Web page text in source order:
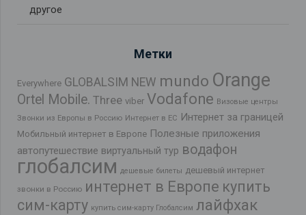
другое
Метки
Everywhere GLOBALSIM NEW mundo Orange
Ortel Mobile. Three viber Vodafone Визовые центры
Звонки из Европы в Россию Интернет в ЕС Интернет за границей
Мобильный интернет в Европе Полезные приложения
автопутешествие виртуальный тур водафон
глобалсим дешевые билеты дешевый интернет
звонки в Россию интернет в Европе купить
сим-карту купить сим-карту Глобалсим лайфхак